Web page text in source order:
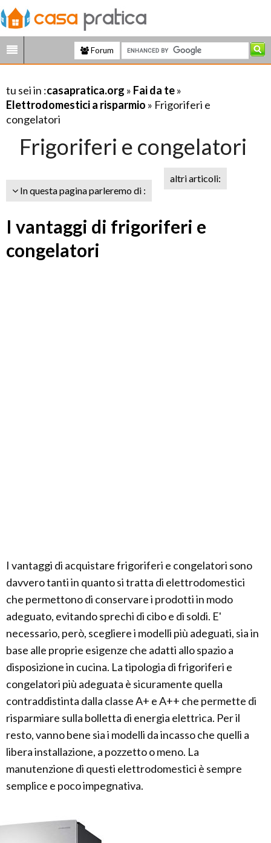
Forum
tu sei in :casapratica.org » Fai da te»
Elettrodomestici a risparmio » Frigoriferi e
congelatori
Frigoriferi e congelatori
In questa pagina parleremo di :
altri articoli:
I vantaggi di frigoriferi e
congelatori
I vantaggi di acquistare frigoriferi e congelatori sono
davvero tanti in quanto si tratta di elettrodomestici
che permettono di conservare i prodotti in modo
adeguato, evitando sprechi di cibo e di soldi. E'
necessario, però, scegliere i modelli più adeguati, sia in
base alle proprie esigenze che adatti allo spazio a
disposizione in cucina. La tipologia di frigoriferi e
congelatori più adeguata è sicuramente quella
contraddistinta dalla classe A+ e A++ che permette di
risparmiare sulla bolletta di energia elettrica. Per il
resto, vanno bene sia i modelli da incasso che quelli a
libera installazione, a pozzetto o meno. La
manutenzione di questi elettrodomestici è sempre
semplice e poco impegnativa.